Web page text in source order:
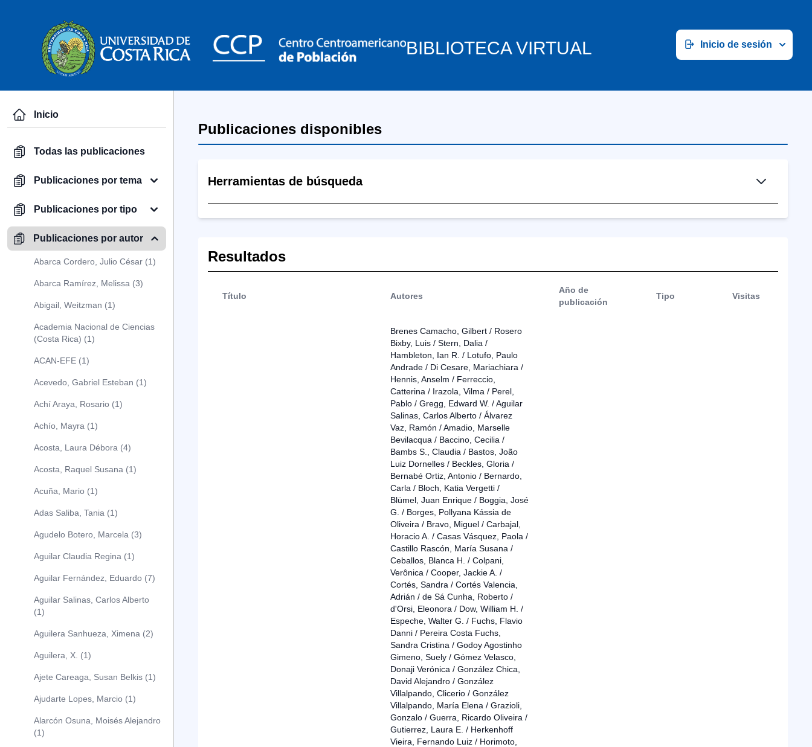
BIBLIOTECA VIRTUAL Inicio de sesión
Inicio
Todas las publicaciones
Publicaciones por tema
Publicaciones por tipo
Publicaciones por autor
Abarca Cordero, Julio César (1)
Abarca Ramírez, Melissa (3)
Abigail, Weitzman (1)
Academia Nacional de Ciencias
(Costa Rica) (1)
ACAN-EFE (1)
Acevedo, Gabriel Esteban (1)
Achí Araya, Rosario (1)
Achío, Mayra (1)
Acosta, Laura Débora (4)
Acosta, Raquel Susana (1)
Acuña, Mario (1)
Adas Saliba, Tania (1)
Agudelo Botero, Marcela (3)
Aguilar Claudia Regina (1)
Aguilar Fernández, Eduardo (7)
Aguilar Salinas, Carlos Alberto
(1)
Aguilera Sanhueza, Ximena (2)
Aguilera, X. (1)
Ajete Careaga, Susan Belkis (1)
Ajudarte Lopes, Marcio (1)
Alarcón Osuna, Moisés Alejandro
(1)
Publicaciones disponibles
Herramientas de búsqueda
Resultados
Título Autores
Año de
publicación
Tipo Visitas
Brenes Camacho, Gilbert / Rosero
Bixby, Luis / Stern, Dalia /
Hambleton, Ian R. / Lotufo, Paulo
Andrade / Di Cesare, Mariachiara /
Hennis, Anselm / Ferreccio,
Catterina / Irazola, Vilma / Perel,
Pablo / Gregg, Edward W. / Aguilar
Salinas, Carlos Alberto / Álvarez
Vaz, Ramón / Amadio, Marselle
Bevilacqua / Baccino, Cecilia /
Bambs S., Claudia / Bastos, João
Luiz Dornelles / Beckles, Gloria /
Bernabé Ortiz, Antonio / Bernardo,
Carla / Bloch, Katia Vergetti /
Blümel, Juan Enrique / Boggia, José
G. / Borges, Pollyana Kássia de
Oliveira / Bravo, Miguel / Carbajal,
Horacio A. / Casas Vásquez, Paola /
Castillo Rascón, María Susana /
Ceballos, Blanca H. / Colpani,
Verônica / Cooper, Jackie A. /
Cortés, Sandra / Cortés Valencia,
Adrián / de Sá Cunha, Roberto /
d'Orsi, Eleonora / Dow, William H. /
Espeche, Walter G. / Fuchs, Flavio
Danni / Pereira Costa Fuchs,
Sandra Cristina / Godoy Agostinho
Gimeno, Suely / Gómez Velasco,
Donaji Verónica / González Chica,
David Alejandro / González
Villalpando, Clicerio / González
Villalpando, María Elena / Grazioli,
Gonzalo / Guerra, Ricardo Oliveira /
Gutierrez, Laura E. / Herkenhoff
Vieira, Fernando Luiz / Horimoto,